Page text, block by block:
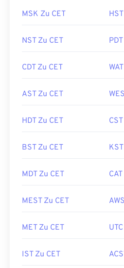
MSK Zu CET
NST Zu CET
CDT Zu CET
AST Zu CET
HDT Zu CET
BST Zu CET
MDT Zu CET
MEST Zu CET
MET Zu CET
IST Zu CET